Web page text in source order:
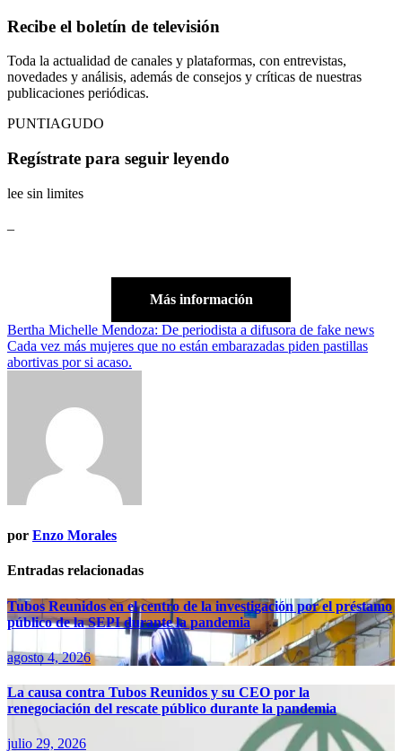
Recibe el boletín de televisión
Toda la actualidad de canales y plataformas, con entrevistas,
novedades y análisis, además de consejos y críticas de nuestras
publicaciones periódicas.
PUNTIAGUDO
Regístrate para seguir leyendo
lee sin limites
Más información
Navegación
de
Bertha Michelle Mendoza: De periodista a difusora de fake news
Cada vez más mujeres que no están embarazadas piden pastillas
abortivas por si acaso.
por Enzo Morales
Entradas relacionadas
Tubos Reunidos en el centro de la investigación por el préstamo
público de la SEPI durante la pandemia
agosto 4, 2026
La causa contra Tubos Reunidos y su CEO por la
renegociación del rescate público durante la pandemia
julio 29, 2026